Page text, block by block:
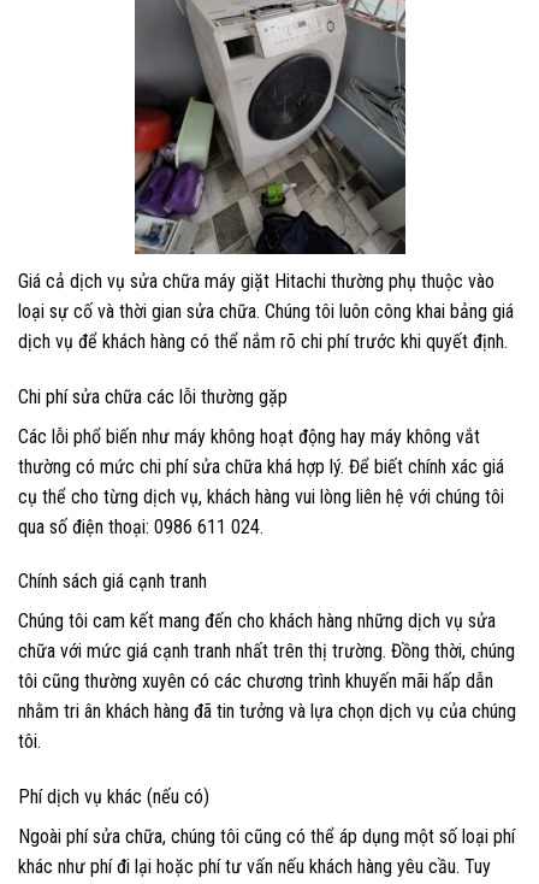
Giá cả dịch vụ sửa chữa máy giặt Hitachi thường phụ thuộc vào
loại sự cố và thời gian sửa chữa. Chúng tôi luôn công khai bảng giá
dịch vụ để khách hàng có thể nắm rõ chi phí trước khi quyết định.
Chi phí sửa chữa các lỗi thường gặp
Các lỗi phổ biến như máy không hoạt động hay máy không vắt
thường có mức chi phí sửa chữa khá hợp lý. Để biết chính xác giá
cụ thể cho từng dịch vụ, khách hàng vui lòng liên hệ với chúng tôi
qua số điện thoại: 0986 611 024.
Chính sách giá cạnh tranh
Chúng tôi cam kết mang đến cho khách hàng những dịch vụ sửa
chữa với mức giá cạnh tranh nhất trên thị trường. Đồng thời, chúng
tôi cũng thường xuyên có các chương trình khuyến mãi hấp dẫn
nhằm tri ân khách hàng đã tin tưởng và lựa chọn dịch vụ của chúng
tôi.
Phí dịch vụ khác (nếu có)
Ngoài phí sửa chữa, chúng tôi cũng có thể áp dụng một số loại phí
khác như phí đi lại hoặc phí tư vấn nếu khách hàng yêu cầu. Tuy